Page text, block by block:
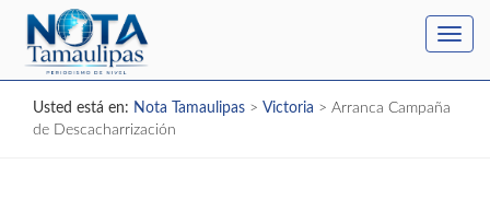
Usted está en: Nota Tamaulipas > Victoria > Arranca Campaña
de Descacharrización